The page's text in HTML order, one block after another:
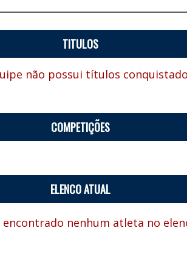
TITULOS
não possui títulos
COMPETIÇÕES
ELENCO ATUAL
encontrado nenhum atleta no